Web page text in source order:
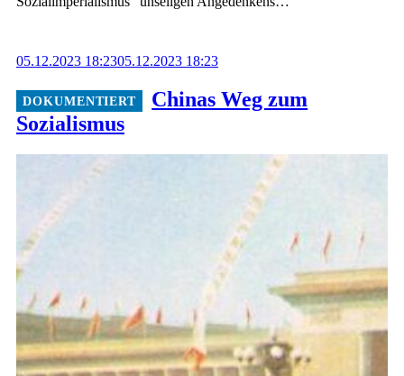
Chinas Weg zum
Sozialismus
05.12.2023 18:2305.12.2023 18:23